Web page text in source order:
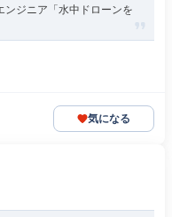
ンジニア「水中ドローンを
気になる